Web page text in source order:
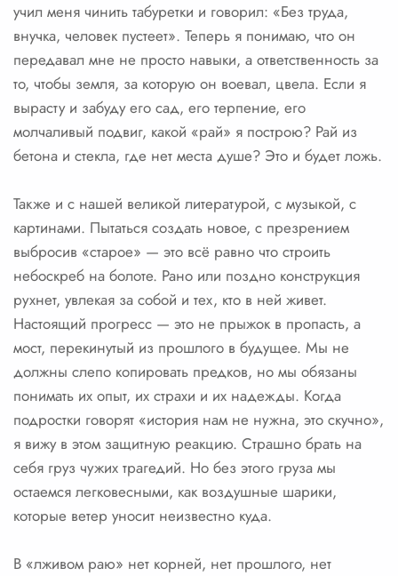
учил меня чинить табуретки и говорил: «Без труда,
внучка, человек пустеет». Теперь я понимаю, что он
передавал мне не просто навыки, а ответственность за
то, чтобы земля, за которую он воевал, цвела. Если я
вырасту и забуду его сад, его терпение, его
молчаливый подвиг, какой «рай» я построю? Рай из
бетона и стекла, где нет места душе? Это и будет ложь.
Также и с нашей великой литературой, с музыкой, с
картинами. Пытаться создать новое, с презрением
выбросив «старое» — это всё равно что строить
небоскреб на болоте. Рано или поздно конструкция
рухнет, увлекая за собой и тех, кто в ней живет.
Настоящий прогресс — это не прыжок в пропасть, а
мост, перекинутый из прошлого в будущее. Мы не
должны слепо копировать предков, но мы обязаны
понимать их опыт, их страхи и их надежды. Когда
подростки говорят «история нам не нужна, это скучно»,
я вижу в этом защитную реакцию. Страшно брать на
себя груз чужих трагедий. Но без этого груза мы
остаемся легковесными, как воздушные шарики,
которые ветер уносит неизвестно куда.
В «лживом раю» нет корней, нет прошлого, нет